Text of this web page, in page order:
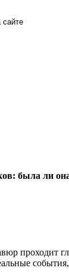
была ли
проходит